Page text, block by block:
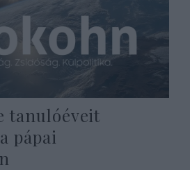
tanulóéveit
pápai